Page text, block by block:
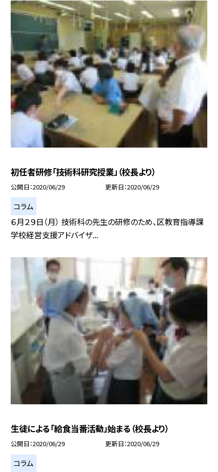
初任者研修「技術科研究授業」（校長より）
公開日 2020/06/29 更新日 2020/06/29
コラム
６月２９日（月） 技術科の先生の研修のため、区教育指導課
学校経営支援アドバイザ...
生徒による「給食当番活動」始まる（校長より）
公開日 2020/06/29 更新日 2020/06/29
コラム